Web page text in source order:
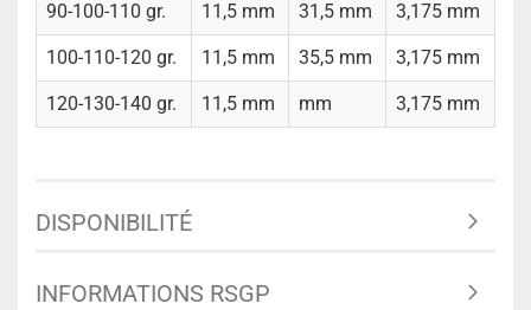
90-100-110 gr. 11,5 mm 31,5 mm 3,175 mm
100-110-120 gr. 11,5 mm 35,5 mm 3,175 mm
120-130-140 gr. 11,5 mm mm 3,175 mm
DISPONIBILITÉ
INFORMATIONS RSGP